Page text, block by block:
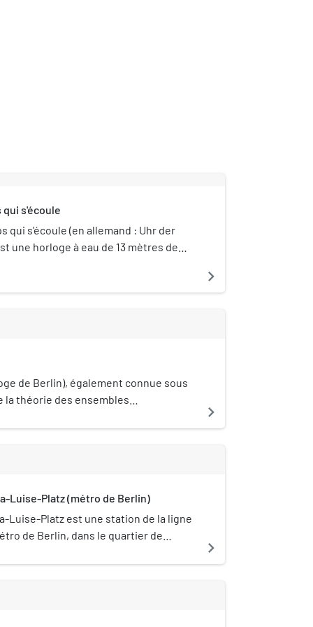
s'écoule
qui s'écoule (en allemand : Uhr der
une horloge à eau de 13 mètres de
et installée en 1982. L'horloge à
couleurs vives, dans un cycle qui se
oscillant situé dans la partie
.
navigate_next
de Berlin), également connue sous
la théorie des ensembles
en 1975 par l'inventeur Dieter
lumineux.
navigate_next
Luise-Platz (métro de Berlin)
Luise-Platz est une station de la ligne
de Berlin, dans le quartier de
navigate_next